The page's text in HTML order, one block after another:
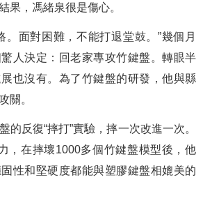
果，馮緒泉很是傷心。
。面對困難，不能打退堂鼓。”幾個月
人決定：回老家專攻竹鍵盤。轉眼半
也沒有。為了竹鍵盤的研發，他與縣
關。
的反復“摔打”實驗，摔一次改進一次。
，在摔壞1000多個竹鍵盤模型後，他
性和堅硬度都能與塑膠鍵盤相媲美的